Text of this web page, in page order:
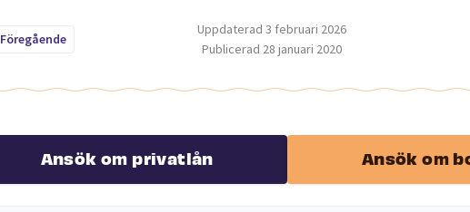
Uppdaterad 3 februari 2026
Publicerad 28 januari 2020
Föregående
Ansök om privatlån Ansök om